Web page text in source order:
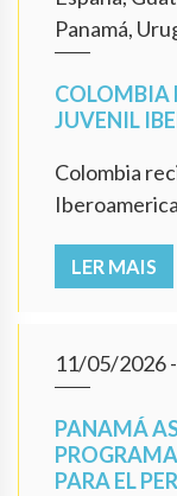
Panamá,
COLOMBIA
JUVENIL
Colombia
LER MAIS
11/05/2026
PANAMÁ
PARA EL